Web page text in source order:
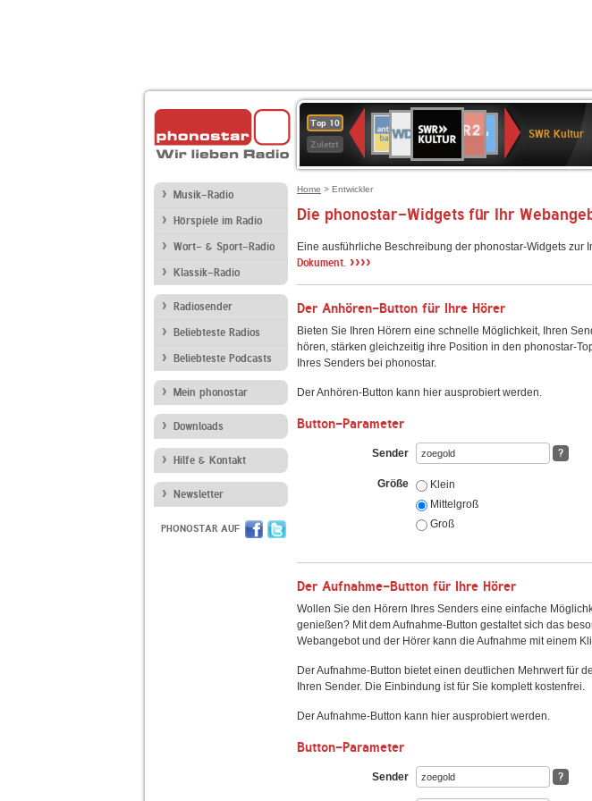
Top 10
Zuletzt
Deutschlandfunk
80er
90er
OLDIE
ANTENNE
SWR3
WDR
4
BR-
KLASSIK
Deutschlandfunk
Kultur
ANTENNE
BAYERN
2
Kultur2
SWR Kultur
Musik-Radio
Hörspiele im Radio
Wort- & Sport-Radio
Klassik-Radio
Radiosender
Beliebteste Radios
Beliebteste Podcasts
Mein phonostar
Downloads
Hilfe & Kontakt
Newsletter
PHONOSTAR AUF
Home > Entwickler
Die phonostar-Widgets für Ihr
Eine ausführliche Beschreibung der phonostar-Widgets
Dokument. ››››
Der Anhören-Button für Ihre Hörer
Bieten Sie Ihren Hörern eine schnelle Möglichkeit, Ihren
hören, stärken gleichzeitig ihre Position in den phonostar-
Ihres Senders bei phonostar.
Der Anhören-Button kann hier ausprobiert werden.
Button-Parameter
Sender ?
Größe
Klein
Mittelgroß
Groß
Der Aufnahme-Button für Ihre Hörer
Wollen Sie den Hörern Ihres Senders eine einfache
genießen? Mit dem Aufnahme-Button gestaltet sich das
Webangebot und der Hörer kann die Aufnahme mit einem
Der Aufnahme-Button bietet einen deutlichen Mehrwert für
Ihren Sender. Die Einbindung ist für Sie komplett kostenfrei.
Der Aufnahme-Button kann hier ausprobiert werden.
Button-Parameter
Sender ?